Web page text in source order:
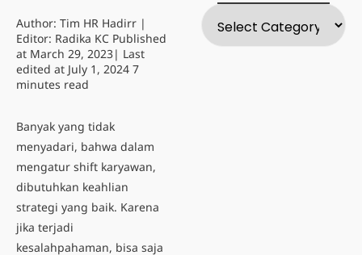
Author: Tim HR Hadirr |
Editor: Radika KC Published
at March 29, 2023| Last
edited at July 1, 2024 7
minutes read
Banyak yang tidak
menyadari, bahwa dalam
mengatur shift karyawan,
dibutuhkan keahlian
strategi yang baik. Karena
jika terjadi
kesalahpahaman, bisa saja